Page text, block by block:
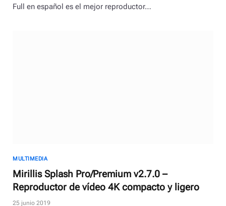
Full en español es el mejor reproductor…
MULTIMEDIA
Mirillis Splash Pro/Premium v2.7.0 –
Reproductor de vídeo 4K compacto y ligero
25 junio 2019